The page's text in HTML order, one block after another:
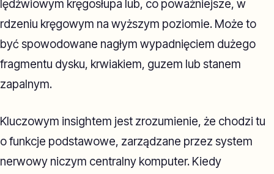
lędźwiowym kręgosłupa lub, co poważniejsze, w
rdzeniu kręgowym na wyższym poziomie. Może to
być spowodowane nagłym wypadnięciem dużego
fragmentu dysku, krwiakiem, guzem lub stanem
zapalnym.
Kluczowym insightem jest zrozumienie, że chodzi tu
o funkcje podstawowe, zarządzane przez system
nerwowy niczym centralny komputer. Kiedy